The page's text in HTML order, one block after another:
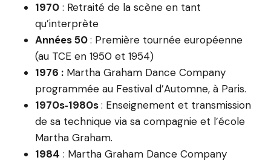
1970 : Retraité de la scène en tant
qu’interprète
Années 50: Première tournée européenne
(au TCE en 1950 et 1954)
1976 : Martha Graham Dance Company
programmée au Festival d’Automne, à Paris.
1970s‑1980s: Enseignement et transmission
de sa technique via sa compagnie et l’école
Martha Graham.
1984 : Martha Graham Dance Company